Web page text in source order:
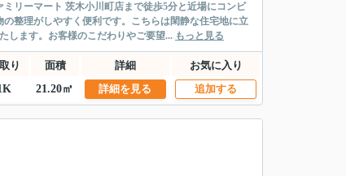
リーマート 茨木小川町店まで徒歩5分と近場にコンビ
整理がしやすく便利です。こちらは閑静な住宅地に立
します。お客様のこだわりやご要望... もっと見る
り 面積 詳細
お気に入り
21.20㎡ 詳細を見る 追加する